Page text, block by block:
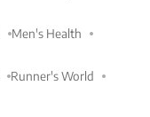
Men's Health
Runner's World